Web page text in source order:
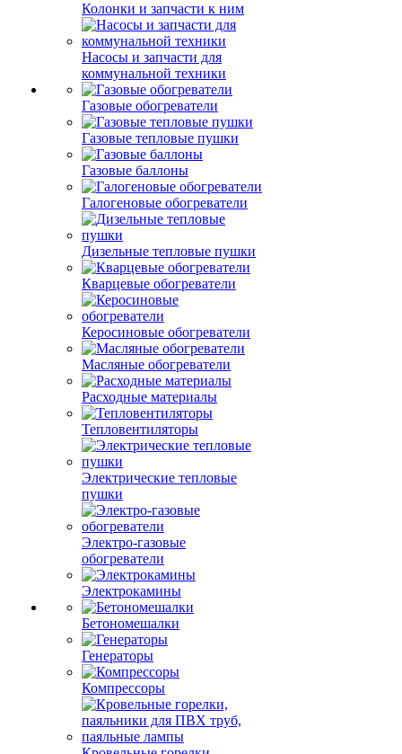
Колонки и запчасти к ним
Насосы и запчасти для
коммунальной техники
Газовые обогреватели
Газовые тепловые пушки
Газовые баллоны
Галогеновые обогреватели
Дизельные тепловые пушки
Кварцевые обогреватели
Керосиновые обогреватели
Масляные обогреватели
Расходные материалы
Тепловентиляторы
Электрические тепловые
пушки
Электро-газовые
обогреватели
Электрокамины
Бетономешалки
Генераторы
Компрессоры